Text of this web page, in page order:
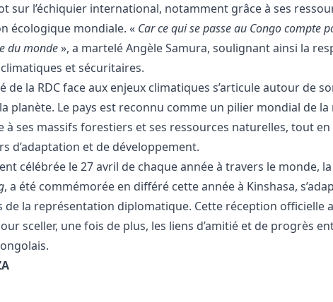
sur l’échiquier international, notamment grâce à ses
écologique mondiale. « Car ce qui se passe au Congo compte
du monde», a martelé Angèle Samura, soulignant ainsi la
et sécuritaires.
de la RDC face aux enjeux climatiques s’articule autour de
planète. Le pays est reconnu comme un pilier mondial de
à ses massifs forestiers et ses ressources naturelles, tout
d’adaptation et de développement.
célébrée le 27 avril de chaque année à travers le monde,
, a été commémorée en différé cette année à Kinshasa,
de la représentation diplomatique. Cette réception officielle
sceller, une fois de plus, les liens d’amitié et de progrès